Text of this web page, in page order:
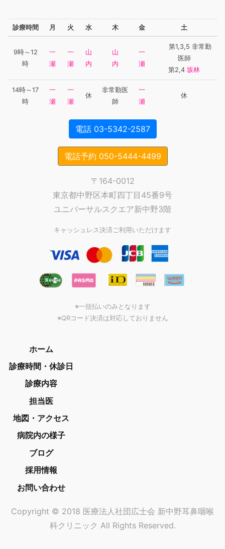
診療時間 月 火 水 木 金 土
9時～12
時
一
瀬
一
瀬
山
内
山
内
一
瀬
第1,3,5 非常勤
医師
第2,4 坂林
14時～17
時
一
瀬
一
瀬
休
非常勤医
師
一
瀬
休
電話 03-5342-2587
電話予約 050-5444-4499
〒164-0012
東京都中野区本町四丁目45番9号
ユニバーサルスクエア新中野3階
キャッシュレス決済ご利用いただけます
※一括払いのみとなります
※QRコード決済は対応しておりません
ホーム
診療時間・休診日
診療内容
担当医
地図・アクセス
病院内の様子
ブログ
採用情報
お問い合わせ
Copyright © 2018 医療法人社団広士会 新中野耳鼻咽喉
科クリニック All Rights Reserved.